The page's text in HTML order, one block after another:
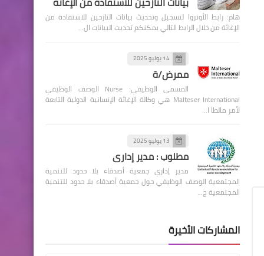
هام: رابط الأونروا لتسجيل وتحديث بيانات النازحين للاستفادة من
الإغاثة من خلال الرابط التالي يمكنكم تحديث البيانات ال…
14 يوليو 2025
ممرض/ة
المسمى الوظيفي: Nurse الوصف الوظيفي
Malteser International هي وكالة الإغاثة الإنسانية الدولية التابعة
لأمر مالطا ا…
13 يوليو 2025
مطلوب : مدير إداري
مدير إداري جمعية أصدقاء بلا حدود للتنمية
المجتمعية الوصف الوظيفي حول جمعية أصدقاء بلا حدود للتنمية
المجتمعية ج…
المشاركات الأخيرة